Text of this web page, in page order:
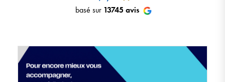
basé sur 13745 avis